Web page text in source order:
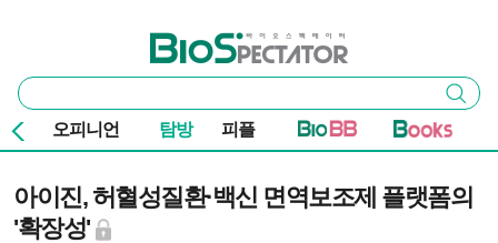
바이오스펙테이터
통
합
검
색
검색
오피니언 탐방 피플
아이진, 허혈성질환·백신 면역보조제 플랫폼의
'확장성'